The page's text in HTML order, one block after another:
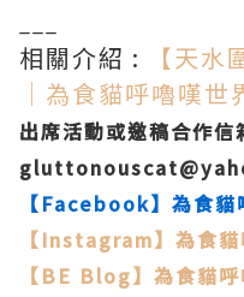
相關介紹 :
【天
│為食貓呼嚕嘆世
出席活動或邀稿合作信
【Facebook】 為食貓
【Instagram】 為食
【BE Blog】 為食貓